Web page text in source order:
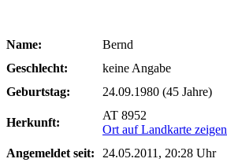
Name:
Bernd
Geschlecht:
keine Angabe
Geburtstag:
24.09.1980 (45 Jahre)
Herkunft:
AT 8952
Ort auf Landkarte zeigen
Angemeldet seit:
24.05.2011, 20:28 Uhr